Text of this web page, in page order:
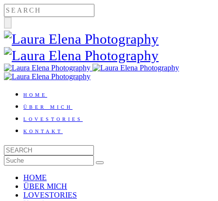
HOME
ÜBER MICH
LOVESTORIES
KONTAKT
HOME
ÜBER MICH
LOVESTORIES